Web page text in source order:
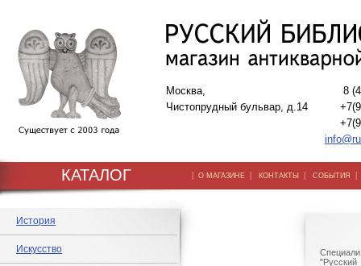
Москва,
Чистопрудный бульвар, д.14
8
КАТАЛОГ | О МАГАЗИНЕ | КОНТАКТЫ | СОБЫТИЯ
История
Искусство
"Русский